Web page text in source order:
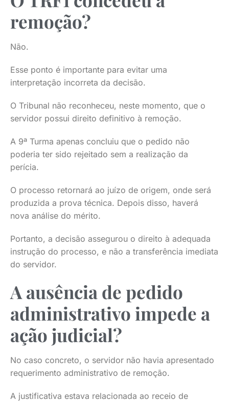
remoção?
Não.
Esse ponto é importante para evitar uma
interpretação incorreta da decisão.
O Tribunal não reconheceu, neste momento, que o
servidor possui direito definitivo à remoção.
A 9ª Turma apenas concluiu que o pedido não
poderia ter sido rejeitado sem a realização da
perícia.
O processo retornará ao juízo de origem, onde será
produzida a prova técnica. Depois disso, haverá
nova análise do mérito.
Portanto, a decisão assegurou o direito à adequada
instrução do processo, e não a transferência imediata
do servidor.
A ausência de pedido
administrativo impede a
ação judicial?
No caso concreto, o servidor não havia apresentado
requerimento administrativo de remoção.
A justificativa estava relacionada ao receio de